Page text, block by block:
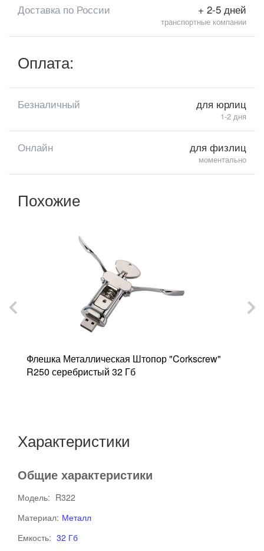
Доставка по России + 2-5 дней
транспортные компании
Оплата:
Безналичный для юрлиц
1-2 дня
Онлайн для физлиц
моментально
Похожие
Флешка Металлическая Штопор "Corkscrew"
R250 серебристый 32 Гб
Характеристики
Общие характеристики
Модель: R322
Материал: Металл
Емкость: 32 Гб